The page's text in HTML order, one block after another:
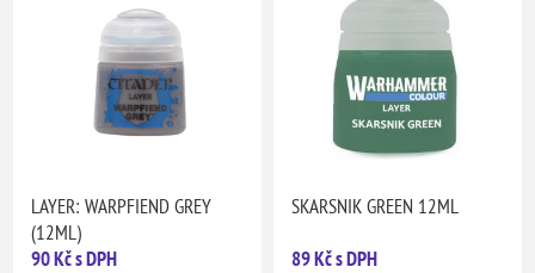
LAYER: WARPFIEND GREY
(12ML)
90 Kč s DPH
SKARSNIK GREEN 12ML
89 Kč s DPH